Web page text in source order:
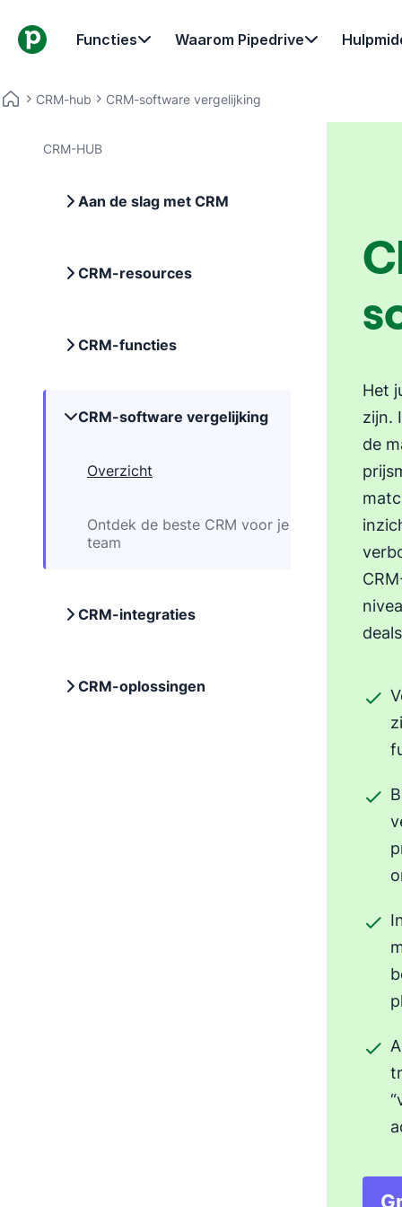
Functies Waarom Pipedrive
CRM-hub CRM-software vergelijking
Het
zijn.
de
CRM-HUB
Aan de slag met CRM
CRM-resources
CRM-functies
CRM-software vergelijking
Overzicht
Ontdek de beste CRM voor je
team
CRM-integraties
CRM-oplossingen